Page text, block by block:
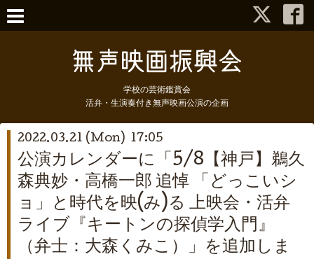
学校の芸術鑑賞会
活弁・生演奏付き無声映画公演の企画
2022.03.21 (Mon) 17:05
公演カレンダーに「5/8【神戸】鵜久
森典妙・高橋一郎 追悼 「どっこいシ
ョ」と時代を映(み)る 上映会・活弁
ライブ『キートンの探偵学入門』
（弁士：大森くみこ）」を追加しま